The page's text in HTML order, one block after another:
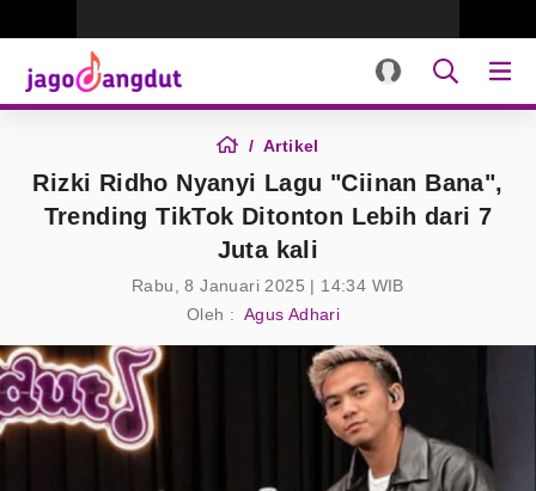
Artikel
Rizki Ridho Nyanyi Lagu "Ciinan Bana",
Trending TikTok Ditonton Lebih dari 7
Juta kali
Rabu, 8 Januari 2025 | 14:34 WIB
Oleh : Agus Adhari